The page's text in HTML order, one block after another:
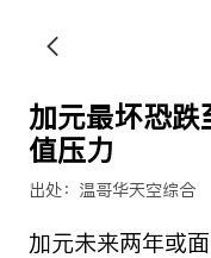
加元最坏恐
值压力
出处：温哥华天空综合
加元未来两年或